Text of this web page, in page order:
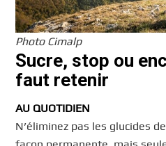
Photo Cimalp
Sucre, stop ou
faut retenir
AU QUOTIDIEN
N’éliminez pas les glucides